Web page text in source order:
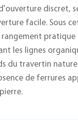
discret,
facile. Sous
pratique
les lignes
du travertin
de ferrures